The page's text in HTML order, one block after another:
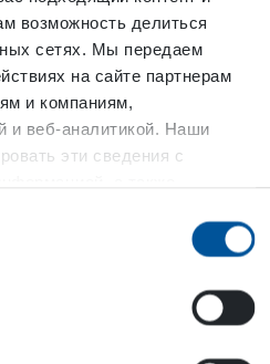
возможность делиться
сетях. Мы передаем
на сайте партнерам
и компаниям,
и веб-аналитикой. Наши
эти сведения с
энергию